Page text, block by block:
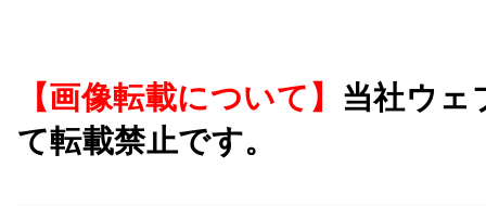
【画像転載について】 当社ウェ
て転載禁止です。